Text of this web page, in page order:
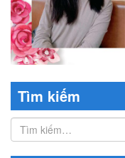
Tìm kiếm